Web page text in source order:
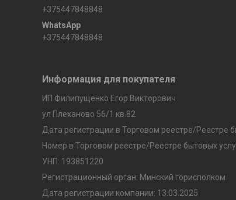
+375447848848
+375447848848
Информация для покупателя
ИП Филипущенко Егор Викторович
ул Плеханово 56/1 кв.82
Дата регистрации в Торговом реестре/Реестре
Номер в Торговом реестре/Реестре бытовых
УНП: 193851220
Регистрационный орган: Минский горисполком
Дата регистрации компании: 13.03.2025